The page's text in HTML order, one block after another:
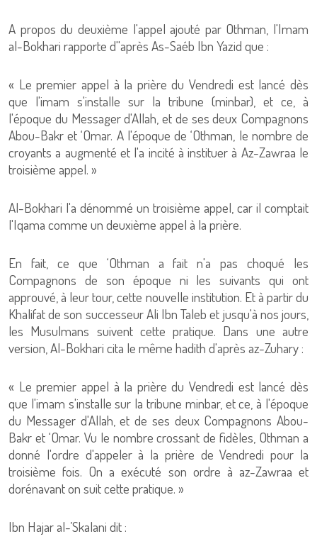
A propos du deuxième l'appel ajouté par Othman, l'Imam
al-Bokhari rapporte d''après As-Saéb Ibn Yazid que :
« Le premier appel à la prière du Vendredi est lancé dès
que l'imam s'installe sur la tribune (minbar), et ce, à
l'époque du Messager d'Allah, et de ses deux Compagnons
Abou-Bakr et ‘Omar. A l'époque de ‘Othman, le nombre de
croyants a augmenté et l'a incité à instituer à Az-Zawraa le
troisième appel. »
Al-Bokhari l'a dénommé un troisième appel, car il comptait
l'Iqama comme un deuxième appel à la prière.
En fait, ce que ‘Othman a fait n'a pas choqué les
Compagnons de son époque ni les suivants qui ont
approuvé, à leur tour, cette nouvelle institution. Et à partir du
Khalifat de son successeur Ali Ibn Taleb et jusqu'à nos jours,
les Musulmans suivent cette pratique. Dans une autre
version, Al-Bokhari cita le même hadith d'après az-Zuhary :
« Le premier appel à la prière du Vendredi est lancé dès
que l'imam s'installe sur la tribune minbar, et ce, à l'époque
du Messager d'Allah, et de ses deux Compagnons Abou-
Bakr et ‘Omar. Vu le nombre crossant de fidèles, Othman a
donné l'ordre d'appeler à la prière de Vendredi pour la
troisième fois. On a exécuté son ordre à az-Zawraa et
dorénavant on suit cette pratique. »
Ibn Hajar al-’Skalani dit :